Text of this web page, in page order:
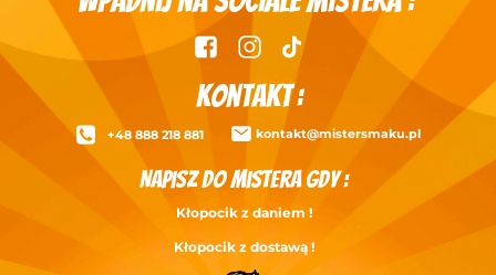
KontakT :
+48 888 218 881 kontakt@mistersmaku.pl
Kłopocik z daniem !
Kłopocik z dostawą !
Napisz do Mistera gdy :